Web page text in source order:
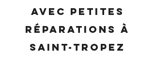
avec petites
réparations à
Saint-Tropez